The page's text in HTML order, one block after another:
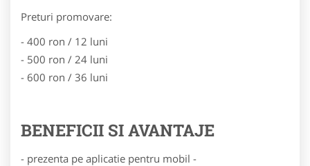
Preturi promovare:
- 400 ron / 12 luni
- 500 ron / 24 luni
- 600 ron / 36 luni
BENEFICII SI AVANTAJE
- prezenta pe aplicatie pentru mobil -